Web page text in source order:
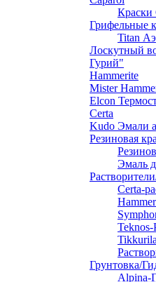
Краски
Грифельные
Titan
Лоскутный
Гурий"
Hammerite
Mister
Elcon
Certa
Kudo Эмали
Резиновая
Эмаль
Certa-
Teknos-
Грунтовка/
Alpina-